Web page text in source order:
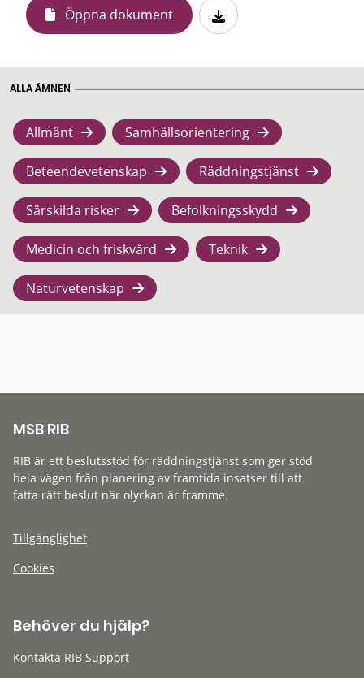
Öppna dokument
ALLA ÄMNEN
Allmänt Samhällsorientering
Beteendevetenskap Räddningstjänst
Särskilda risker Befolkningsskydd
Medicin och friskvård Teknik
Naturvetenskap
MSB RIB
RIB är ett beslutsstöd för räddningstjänst som ger stöd
hela vägen från planering av framtida insatser till att
fatta rätt beslut när olyckan är framme.
Tillgänglighet
Cookies
Behöver du hjälp?
Kontakta RIB Support